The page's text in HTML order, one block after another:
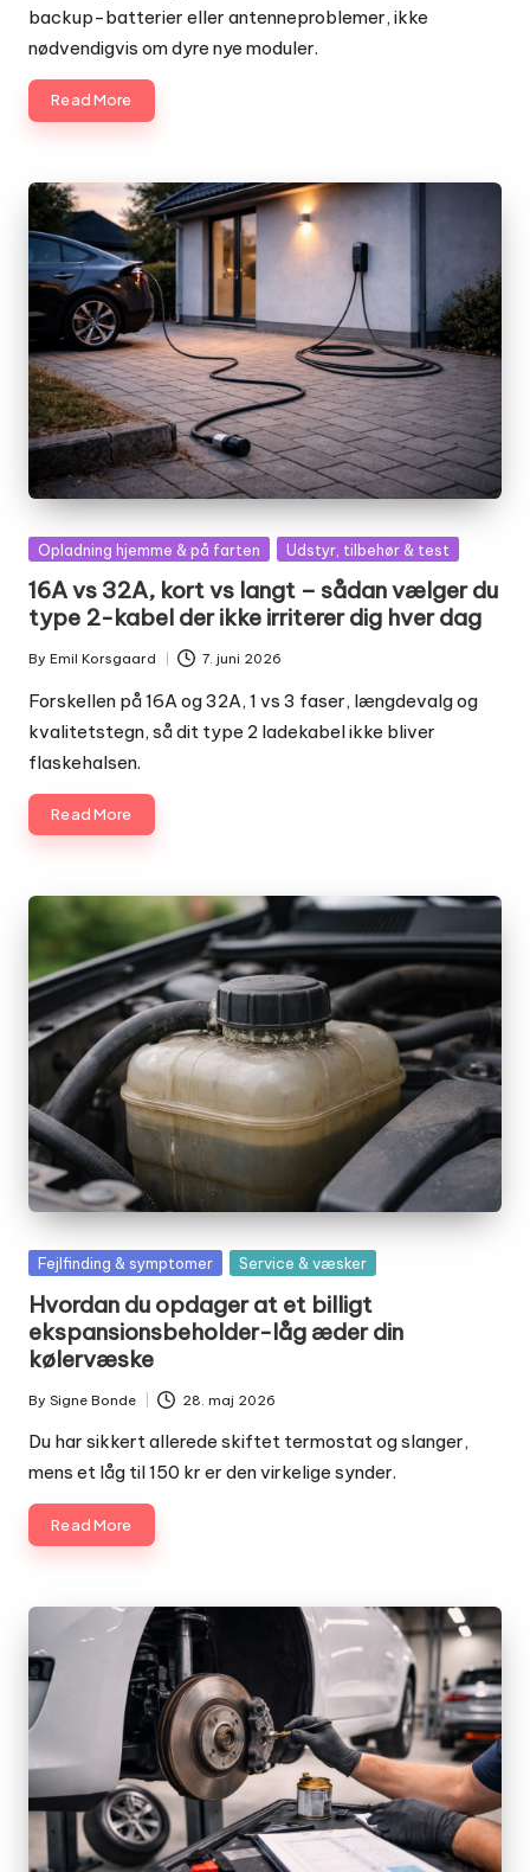
backup-batterier eller antenneproblemer, ikke
nødvendigvis om dyre nye moduler.
Read More
Posted
Opladning hjemme & på farten Udstyr, tilbehør & test
16A vs 32A, kort vs langt – sådan vælger du
type 2-kabel der ikke irriterer dig hver dag
Posted
by
By Emil Korsgaard 7. juni 2026
Forskellen på 16A og 32A, 1 vs 3 faser, længdevalg og
kvalitetstegn, så dit type 2 ladekabel ikke bliver
flaskehalsen.
Read More
Posted
Fejlfinding & symptomer Service & væsker
Hvordan du opdager at et billigt
ekspansionsbeholder-låg æder din
kølervæske
Posted
by
By Signe Bonde 28. maj 2026
Du har sikkert allerede skiftet termostat og slanger,
mens et låg til 150 kr er den virkelige synder.
Read More